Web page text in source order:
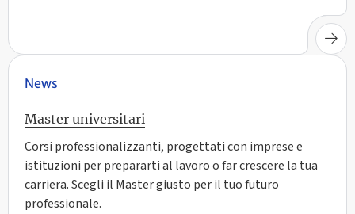
News
Master universitari
Corsi professionalizzanti, progettati con imprese e
istituzioni per prepararti al lavoro o far crescere la tua
carriera. Scegli il Master giusto per il tuo futuro
professionale.